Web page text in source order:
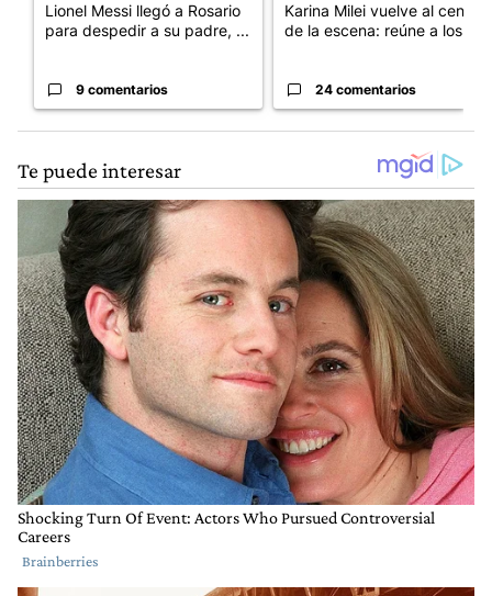
Lionel Messi llegó a Rosario
para despedir a su padre, ...
9 comentarios
Karina Milei vuelve al centro
de la escena: reúne a los...
24 comentarios